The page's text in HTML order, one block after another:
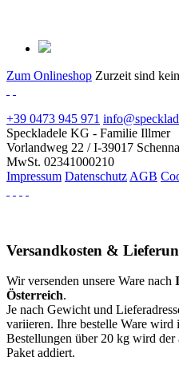
Zum Onlineshop Zurzeit sind
+39 0473 945 971
Speckladele KG - Familie Illmer
Vorlandweg 22 / I-39017 Schenna
MwSt. 02341000210
Impressum Datenschutz AGB
Versandkosten &
Wir versenden unsere Ware nach
Österreich.
Je nach Gewicht und
variieren. Ihre bestelle Ware
Bestellungen über 20 kg wird der
Paket addiert.